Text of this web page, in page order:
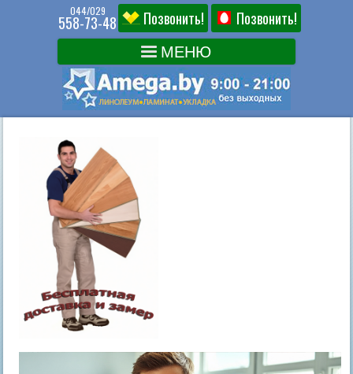
044/029
558-73-48 Позвонить! Позвонить!